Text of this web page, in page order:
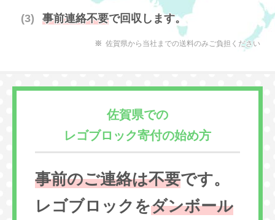
事前連絡不要で回収します。
佐賀県から当社までの送料のみご負担ください
佐賀県での
レゴブロック寄付の始め方
事前のご連絡は不要です。
レゴブロックをダンボール